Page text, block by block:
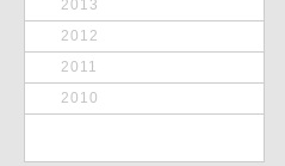
2013
2012
2011
2010